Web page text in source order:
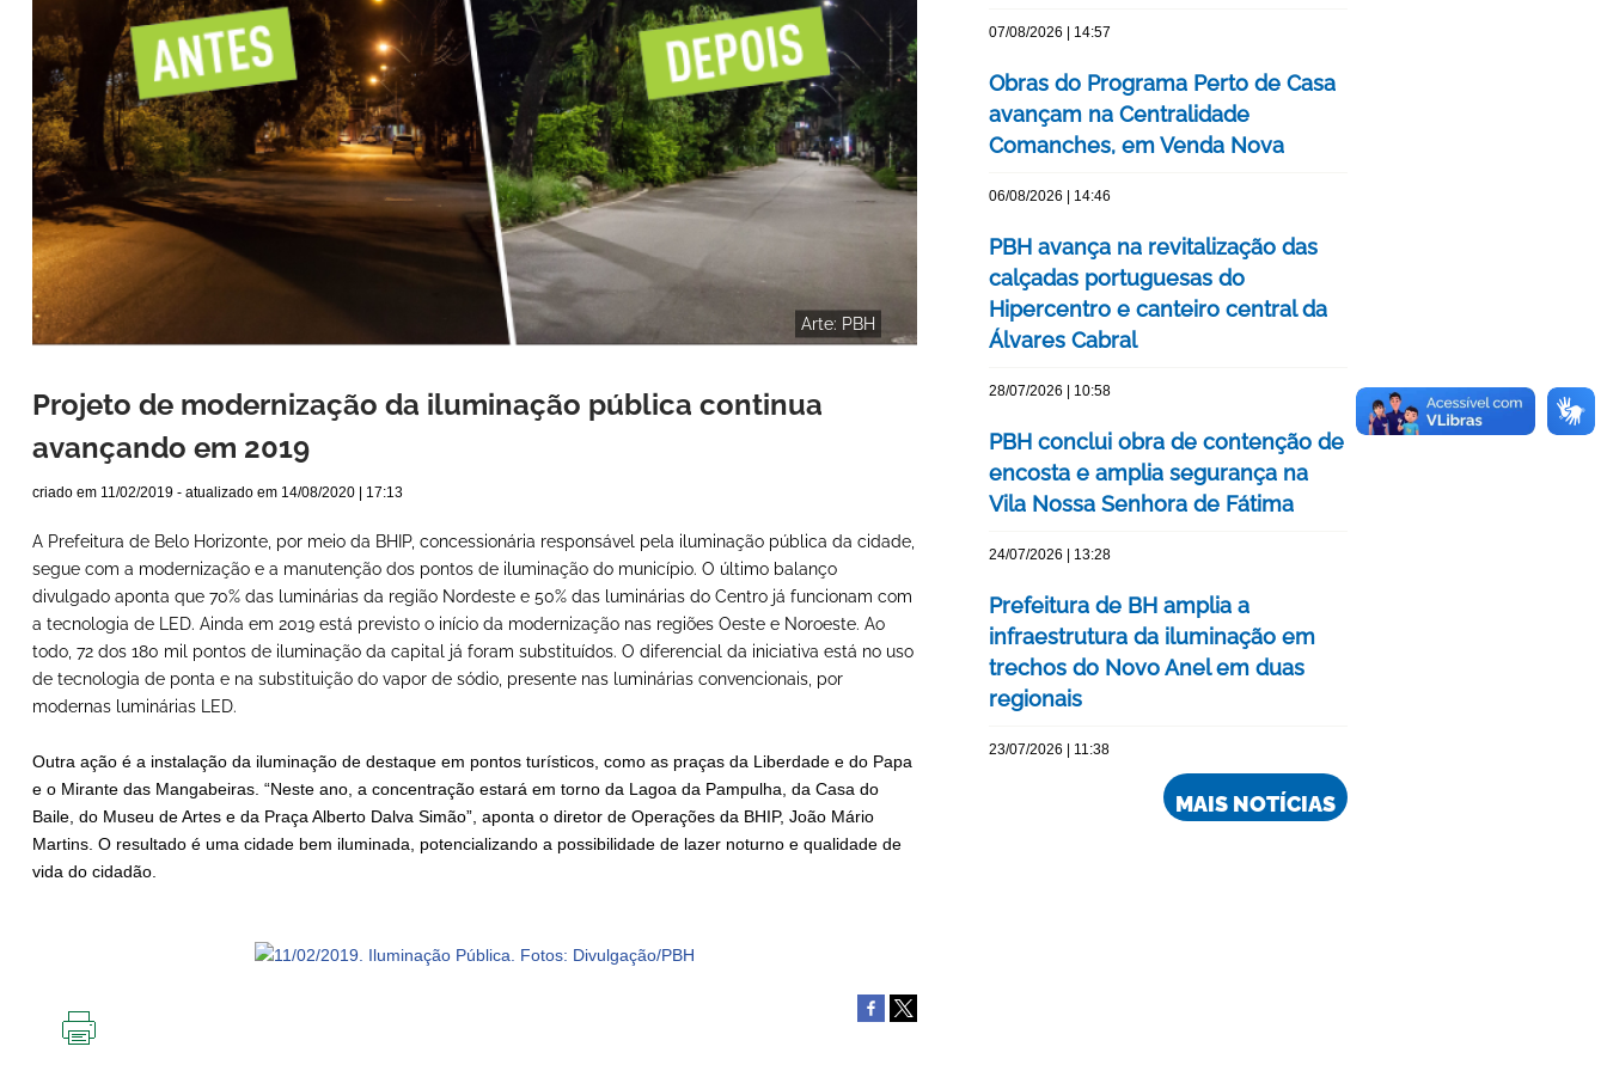
Arte: PBH
Projeto de modernização da iluminação pública continua
avançando em 2019
criado em 11/02/2019 - atualizado em 14/08/2020 | 17:13
A Prefeitura de Belo Horizonte, por meio da BHIP, concessionária responsável pela iluminação pública da cidade,
segue com a modernização e a manutenção dos pontos de iluminação do município. O último balanço
divulgado aponta que 70% das luminárias da região Nordeste e 50% das luminárias do Centro já funcionam com
a tecnologia de LED. Ainda em 2019 está previsto o início da modernização nas regiões Oeste e Noroeste. Ao
todo, 72 dos 180 mil pontos de iluminação da capital já foram substituídos. O diferencial da iniciativa está no uso
de tecnologia de ponta e na substituição do vapor de sódio, presente nas luminárias convencionais, por
modernas luminárias LED.
Outra ação é a instalação da iluminação de destaque em pontos turísticos, como as praças da Liberdade e do Papa
e o Mirante das Mangabeiras. “Neste ano, a concentração estará em torno da Lagoa da Pampulha, da Casa do
Baile, do Museu de Artes e da Praça Alberto Dalva Simão”, aponta o diretor de Operações da BHIP, João Mário
Martins. O resultado é uma cidade bem iluminada, potencializando a possibilidade de lazer noturno e qualidade de
vida do cidadão.
07/08/2026 | 14:57
Obras do Programa Perto de Casa
avançam na Centralidade
Comanches, em Venda Nova
06/08/2026 | 14:46
PBH avança na revitalização das
calçadas portuguesas do
Hipercentro e canteiro central da
Álvares Cabral
28/07/2026 | 10:58
PBH conclui obra de contenção de
encosta e amplia segurança na
Vila Nossa Senhora de Fátima
24/07/2026 | 13:28
Prefeitura de BH amplia a
infraestrutura da iluminação em
trechos do Novo Anel em duas
regionais
23/07/2026 | 11:38
MAIS NOTÍCIAS